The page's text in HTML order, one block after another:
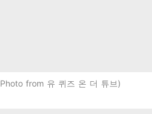
Photo from 유 퀴즈 온 더 튜브